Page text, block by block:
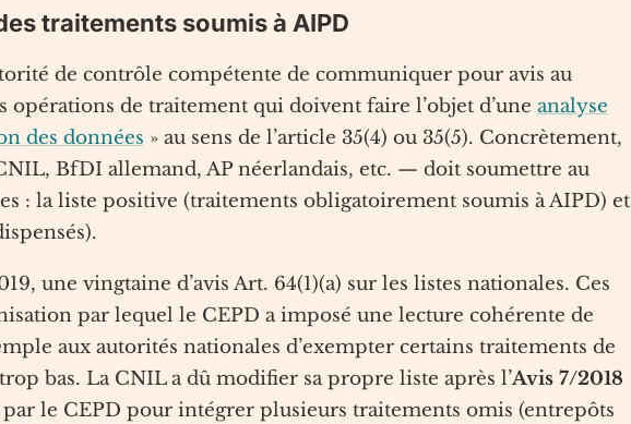
traitements soumis à AIPD
de contrôle compétente de communiquer pour avis au
opérations de traitement qui doivent faire l’objet d’une analyse
des données » au sens de l’article 35(4) ou 35(5). Concrètement,
BfDI allemand, AP néerlandais, etc. — doit soumettre au
: la liste positive (traitements obligatoirement soumis à AIPD) et
une vingtaine d’avis Art. 64(1)(a) sur les listes nationales. Ces
par lequel le CEPD a imposé une lecture cohérente de
aux autorités nationales d’exempter certains traitements de
bas. La CNIL a dû modifier sa propre liste après l’Avis 7/2018
le CEPD pour intégrer plusieurs traitements omis (entrepôts